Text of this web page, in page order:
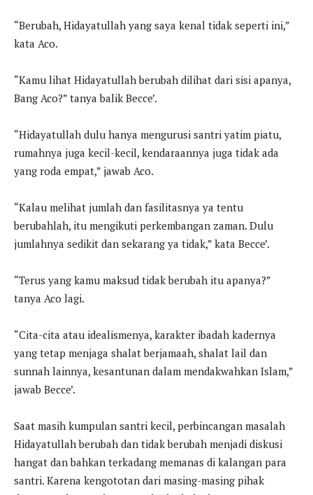
“Berubah, Hidayatullah yang saya kenal tidak seperti ini,”
kata Aco.
“Kamu lihat Hidayatullah berubah dilihat dari sisi apanya,
Bang Aco?” tanya balik Becce’.
“Hidayatullah dulu hanya mengurusi santri yatim piatu,
rumahnya juga kecil-kecil, kendaraannya juga tidak ada
yang roda empat,” jawab Aco.
“Kalau melihat jumlah dan fasilitasnya ya tentu
berubahlah, itu mengikuti perkembangan zaman. Dulu
jumlahnya sedikit dan sekarang ya tidak,” kata Becce’.
“Terus yang kamu maksud tidak berubah itu apanya?”
tanya Aco lagi.
“Cita-cita atau idealismenya, karakter ibadah kadernya
yang tetap menjaga shalat berjamaah, shalat lail dan
sunnah lainnya, kesantunan dalam mendakwahkan Islam,”
jawab Becce’.
Saat masih kumpulan santri kecil, perbincangan masalah
Hidayatullah berubah dan tidak berubah menjadi diskusi
hangat dan bahkan terkadang memanas di kalangan para
santri. Karena kengototan dari masing-masing pihak